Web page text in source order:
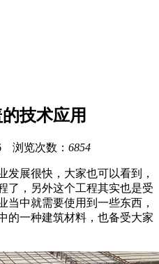
技术应用
浏览次数： 6854
展很快，大家也可以看到，
了，另外这个工程其实也是受
当中就需要使用到一些东西，
的一种建筑材料，也备受大家